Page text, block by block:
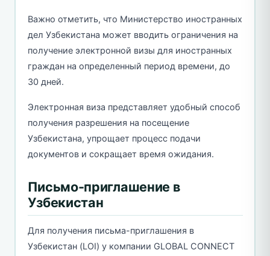
Важно отметить, что Министерство иностранных
дел Узбекистана может вводить ограничения на
получение электронной визы для иностранных
граждан на определенный период времени, до
30 дней.
Электронная виза представляет удобный способ
получения разрешения на посещение
Узбекистана, упрощает процесс подачи
документов и сокращает время ожидания.
Письмо-приглашение в
Узбекистан
Для получения письма-приглашения в
Узбекистан (LOI) у компании GLOBAL CONNECT